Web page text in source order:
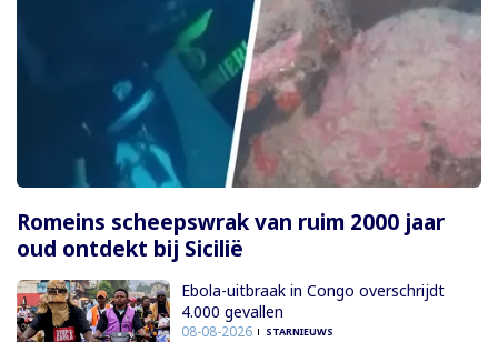
Romeins scheepswrak van ruim 2000 jaar
oud ontdekt bij Sicilië
Ebola-uitbraak in Congo overschrijdt
4.000 gevallen
08-08-2026 STARNIEUWS